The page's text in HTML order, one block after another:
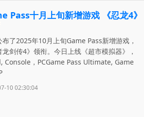
Pass十月上旬新增游戏 《忍龙4》
布了2025年10月上旬Game Pass新增游戏，
龙剑传4》领衔。今日上线《超市模拟器》，
Console，PCGame Pass Ultimate, Game
10 02:30:04